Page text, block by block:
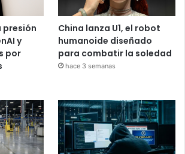
presión
y
por
China lanza U1, el robot
humanoide diseñado
para combatir la soledad
hace 3 semanas